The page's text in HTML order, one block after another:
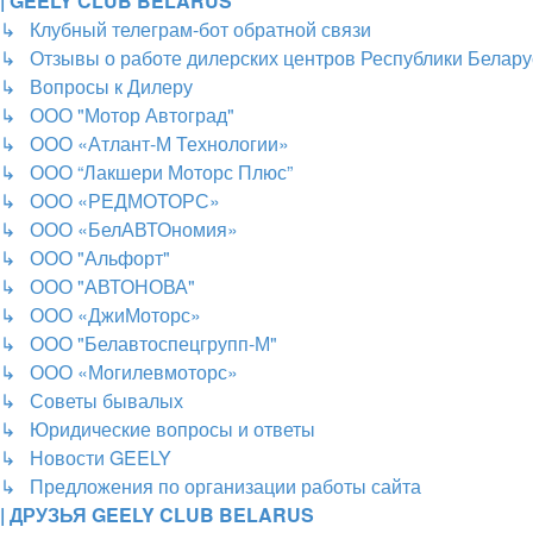
↳ Клубный телеграм-бот обратной связи
↳ Отзывы о работе дилерских центров Республики
↳ Вопросы к Дилеру
↳ ООО "Мотор Автоград"
↳ ООО «Атлант-М Технологии»
↳ ООО “Лакшери Моторс Плюс”
↳ ООО «РЕДМОТОРС»
↳ ООО «БелАВТОномия»
↳ ООО "Альфорт"
↳ ООО "АВТОНОВА"
↳ ООО «ДжиМоторс»
↳ ООО "Белавтоспецгрупп-М"
↳ ООО «Могилевмоторс»
↳ Советы бывалых
↳ Юридические вопросы и ответы
↳ Новости GEELY
↳ Предложения по организации работы сайта
| ДРУЗЬЯ GEELY CLUB BELARUS